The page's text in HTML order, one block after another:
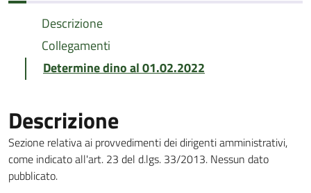
Descrizione
Collegamenti
Determine dino al 01.02.2022
Descrizione
Sezione relativa ai provvedimenti dei dirigenti amministrativi,
come indicato all'art. 23 del d.lgs. 33/2013. Nessun dato
pubblicato.